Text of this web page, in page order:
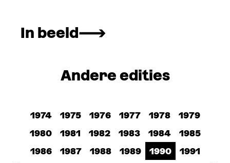
In beeld
Andere edities
1974 1975 1976 1977 1978
1979
1980
1981 1982 1983 1984
1985
1986
1987 1988 1989 1990
1991